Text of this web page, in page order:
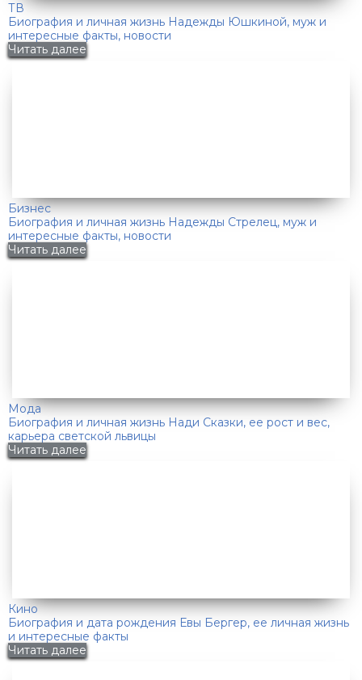
ТВ
Биография и личная жизнь Надежды Юшкиной, муж и
интересные факты, новости
Читать далее
Бизнес
Биография и личная жизнь Надежды Стрелец, муж и
интересные факты, новости
Читать далее
Мода
Биография и личная жизнь Нади Сказки, ее рост и вес,
карьера светской львицы
Читать далее
Кино
Биография и дата рождения Евы Бергер, ее личная жизнь
и интересные факты
Читать далее